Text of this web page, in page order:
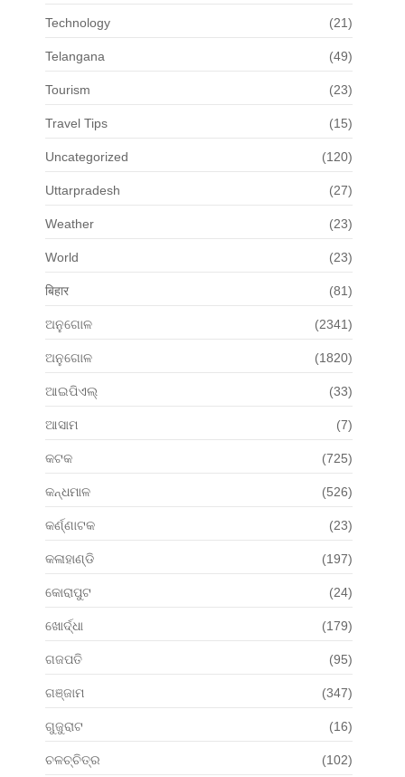
Technology (21)
Telangana (49)
Tourism (23)
Travel Tips (15)
Uncategorized (120)
Uttarpradesh (27)
Weather (23)
World (23)
बिहार (81)
ଅନୁଗୋଳ (2341)
ଅନୁଗୋଳ (1820)
ଆଇପିଏଲ୍ (33)
ଆସାମ (7)
କଟକ (725)
କନ୍ଧମାଳ (526)
କର୍ଣ୍ଣାଟକ (23)
କଳାହାଣ୍ଡି (197)
କୋରାପୁଟ (24)
ଖୋର୍ଦ୍ଧା (179)
ଗଜପତି (95)
ଗଞ୍ଜାମ (347)
ଗୁଜୁରାଟ (16)
ଚଳଚ୍ଚିତ୍ର (102)